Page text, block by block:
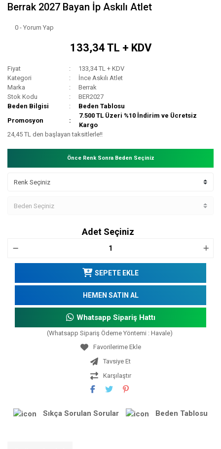
Berrak 2027 Bayan İp Askılı Atlet
0 - Yorum Yap
133,34 TL + KDV
Fiyat
133,34 TL + KDV
Kategori
İnce Askılı Atlet
Marka
Berrak
Stok Kodu
BER2027
Beden Bilgisi
Beden Tablosu
Promosyon
7.500 TL Üzeri %10 İndirim ve Ücretsiz
Kargo
24,45 TL den başlayan taksitlerle!!
Önce Renk Sonra Beden Seçiniz
Adet Seçiniz
SEPETE EKLE
HEMEN SATIN AL
Whatsapp Sipariş Hattı
(Whatsapp Sipariş Ödeme Yöntemi : Havale)
Tavsiye Et
Karşılaştır
Sıkça Sorulan Sorular Beden Tablosu